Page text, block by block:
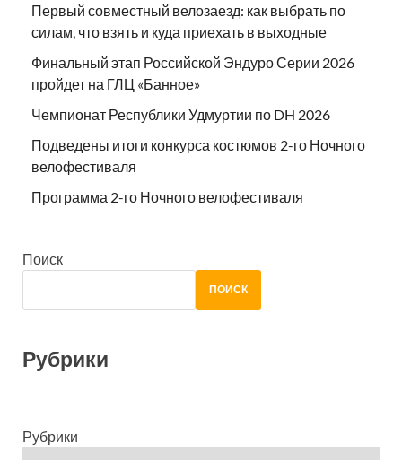
Первый совместный велозаезд: как выбрать по
силам, что взять и куда приехать в выходные
Финальный этап Российской Эндуро Серии 2026
пройдет на ГЛЦ «Банное»
Чемпионат Республики Удмуртии по DH 2026
Подведены итоги конкурса костюмов 2-го Ночного
велофестиваля
Программа 2-го Ночного велофестиваля
Поиск
ПОИСК
Рубрики
Рубрики